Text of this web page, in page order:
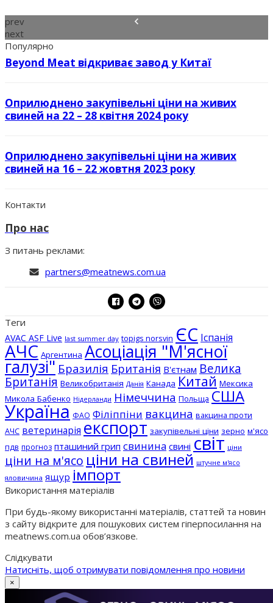
prev
next
Популярно
Beyond Meat відкриває завод у Китаї
Оприлюднено закупівельні ціни на живих
свиней на 22 – 28 квітня 2024 року
Оприлюднено закупівельні ціни на живих
свиней на 16 – 22 жовтня 2023 року
Контакти
Про нас
З питань реклами:
partners@meatnews.com.ua
Теги
AVAC ASF Live last summer day topigs norsvin ЄС Іспанія
АЧС Аргентина Асоціація "М'ясної
галузі" Бразилія Британія В'єтнам Велика
Британія Великобританія Данія Канада Китай Мексика
Микола Бабенко Нідерланди Німеччина Польща США
Україна ФАО Філіппіни вакцина вакцина проти
АЧС ветеринарія експорт закупівельні ціни зерно м'ясо
пдв прогноз пташиний грип свинина свині світ ціни
ціни на м'ясо ціни на свиней штучне м'ясо
яловичина ящур імпорт
Використання матеріалів
При будь-якому використанні матеріалів, статтей та новин
з сайту відкрите для пошукових систем гіперпосилання на
meatnews.com.ua обов’язкове.
Слідкувати
Натисніть, щоб отримувати повідомлення про новини
×